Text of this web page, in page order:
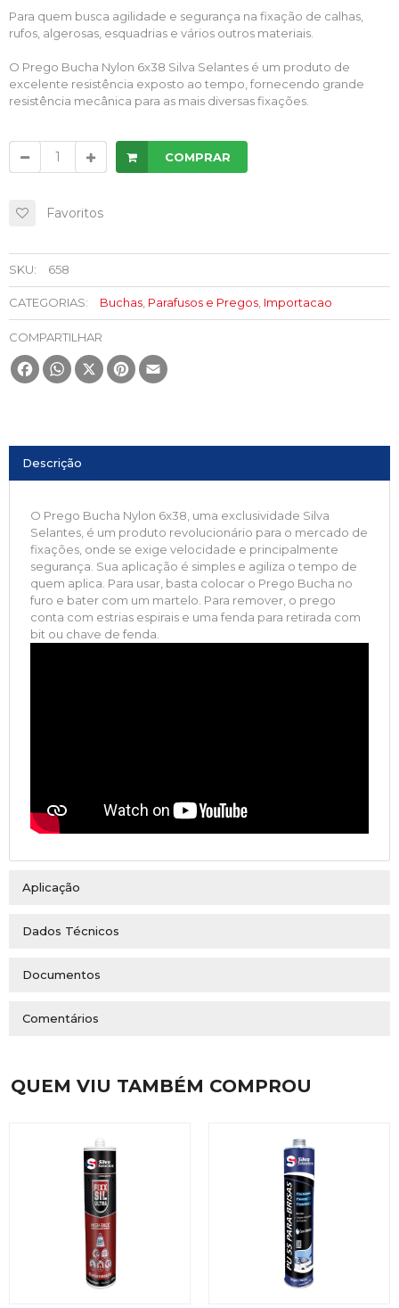
Para quem busca agilidade e segurança na fixação de calhas,
rufos, algerosas, esquadrias e vários outros materiais.
O Prego Bucha Nylon 6x38 Silva Selantes é um produto de
excelente resistência exposto ao tempo, fornecendo grande
resistência mecânica para as mais diversas fixações.
COMPRAR
Favoritos
SKU: 658
CATEGORIAS: Buchas Parafusos e Pregos Importacao
COMPARTILHAR
FacebookWhatsApp
X Pinterest
Descrição
O Prego Bucha Nylon 6x38, uma exclusividade Silva
Selantes, é um produto revolucionário para o mercado de
fixações, onde se exige velocidade e principalmente
segurança. Sua aplicação é simples e agiliza o tempo de
quem aplica. Para usar, basta colocar o Prego Bucha no
furo e bater com um martelo. Para remover, o prego
conta com estrias espirais e uma fenda para retirada com
bit ou chave de fenda.
Aplicação
Dados Técnicos
Documentos
Comentários
QUEM VIU TAMBÉM COMPROU